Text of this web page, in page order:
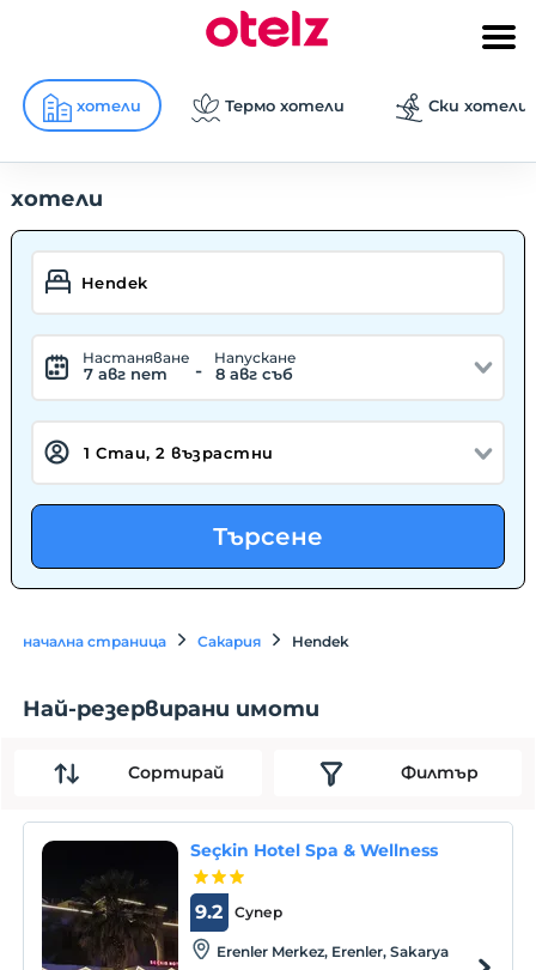
хотели Термо хотели Ски хотели
хотели
Hастаняване
7 авг пет -
Hапускане
8 авг съб
Търсене
начална страница Сакария Hendek
Най-резервирани имоти
Сортирай Филтър
Seçkin Hotel Spa & Wellness
Супер
9.2
Erenler Merkez, Erenler, Sakarya